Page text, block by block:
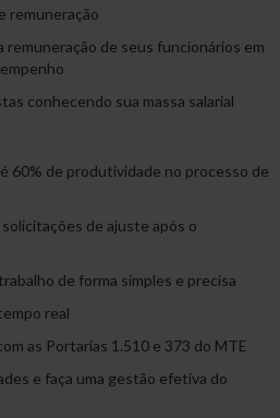
remuneração
remuneração de seus funcionários em
conhecendo sua massa salarial
60% de produtividade no processo de
solicitações de ajuste após o
de forma simples e precisa
real
as Portarias 1.510 e 373 do MTE
e faça uma gestão efetiva do